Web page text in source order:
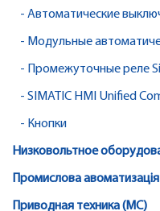
- Автоматические
- Модульные
- Промежуточные реле
- SIMATIC HMI Unified
- Кнопки
Низковольтное
Промислова авоматизація
Приводная техника (MC)